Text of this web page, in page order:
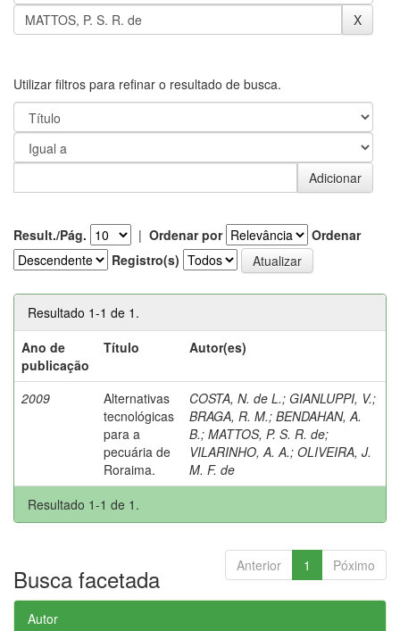
Utilizar filtros para refinar o resultado de busca.
Result./Pág. | Ordenar por
Ordenar
Registro(s)
Resultado 1-1 de 1.
Ano de
publicação
Título Autor(es)
2009
Alternativas
tecnológicas
para a
pecuária de
Roraima.
COSTA, N. de L.; GIANLUPPI, V.;
BRAGA, R. M.; BENDAHAN, A.
B.; MATTOS, P. S. R. de;
VILARINHO, A. A.; OLIVEIRA, J.
M. F. de
Resultado 1-1 de 1.
Anterior 1 Póximo
Busca facetada
Autor